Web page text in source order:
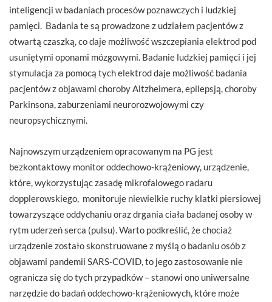
inteligencji w badaniach procesów poznawczych i ludzkiej
pamięci. Badania te są prowadzone z udziałem pacjentów z
otwartą czaszką, co daje możliwość wszczepiania elektrod pod
usuniętymi oponami mózgowymi. Badanie ludzkiej pamięci i jej
stymulacja za pomocą tych elektrod daje możliwość badania
pacjentów z objawami choroby Altzheimera, epilepsją, choroby
Parkinsona, zaburzeniami neurorozwojowymi czy
neuropsychicznymi.
Najnowszym urządzeniem opracowanym na PG jest
bezkontaktowy monitor oddechowo-krążeniowy, urządzenie,
które, wykorzystując zasadę mikrofalowego radaru
dopplerowskiego, monitoruje niewielkie ruchy klatki piersiowej
towarzyszące oddychaniu oraz drgania ciała badanej osoby w
rytm uderzeń serca (pulsu). Warto podkreślić, że chociaż
urządzenie zostało skonstruowane z myślą o badaniu osób z
objawami pandemii SARS-COVID, to jego zastosowanie nie
ogranicza się do tych przypadków – stanowi ono uniwersalne
narzędzie do badań oddechowo-krążeniowych, które może